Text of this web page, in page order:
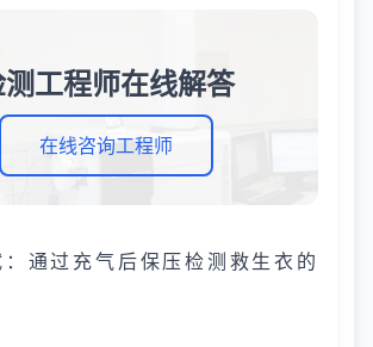
工程师在线解答
在线咨询工程师
通过充气后保压检测救生衣的